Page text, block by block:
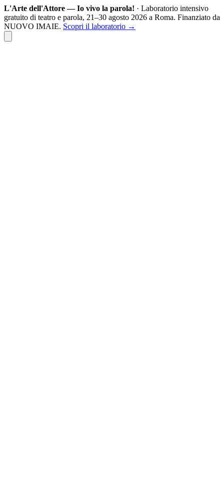
L'Arte dell'Attore — Io vivo la parola! · Laboratorio intensivo
gratuito di teatro e parola, 21–30 agosto 2026 a Roma. Finanziato da
NUOVO IMAIE. Scopri il laboratorio →